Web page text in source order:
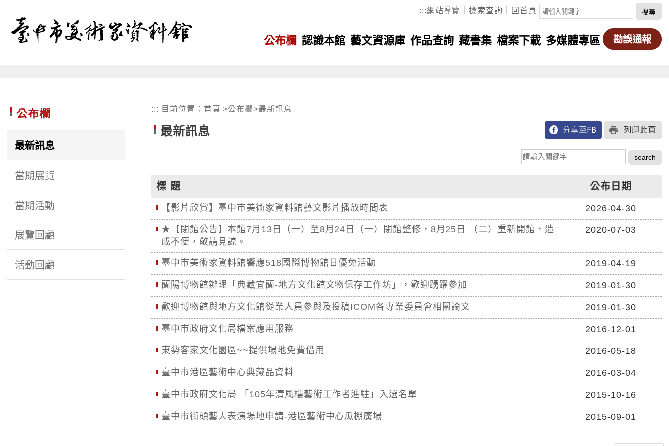
容
區
:::網站導覽 檢索查詢 回首頁
關
鍵
字
搜
公布欄 認識本館 藝文資源庫 作品查詢 藏書集 檔案下載 多媒體專區 勘誤通報
:::
公布欄
最新訊息
當期展覽
當期活動
展覽回顧
活動回顧
::: 目前位置： 首頁 >公布欄>最新訊息
最新訊息
請
標 題 公布日期
【影片欣賞】臺中市美術家資料館藝文影片播放時間表 2026-04-30
★【閉館公告】本館7月13日（一）至8月24日（一）閉館整修，8月25日 （二）重新開館，造
成不便，敬請見諒。
2020-07-03
臺中市美術家資料館響應518國際博物館日優免活動 2019-04-19
蘭陽博物館辦理「典藏宜蘭-地方文化館文物保存工作坊」，歡迎踴躍參加 2019-01-30
歡迎博物館與地方文化館從業人員參與及投稿ICOM各專業委員會相關論文 2019-01-30
臺中市政府文化局檔案應用服務 2016-12-01
東勢客家文化園區~~提供場地免費借用 2016-05-18
臺中市港區藝術中心典藏品資料 2016-03-04
臺中市政府文化局 「105年清風樓藝術工作者進駐」入選名單 2015-10-16
臺中市街頭藝人表演場地申請-港區藝術中心瓜棚廣場 2015-09-01